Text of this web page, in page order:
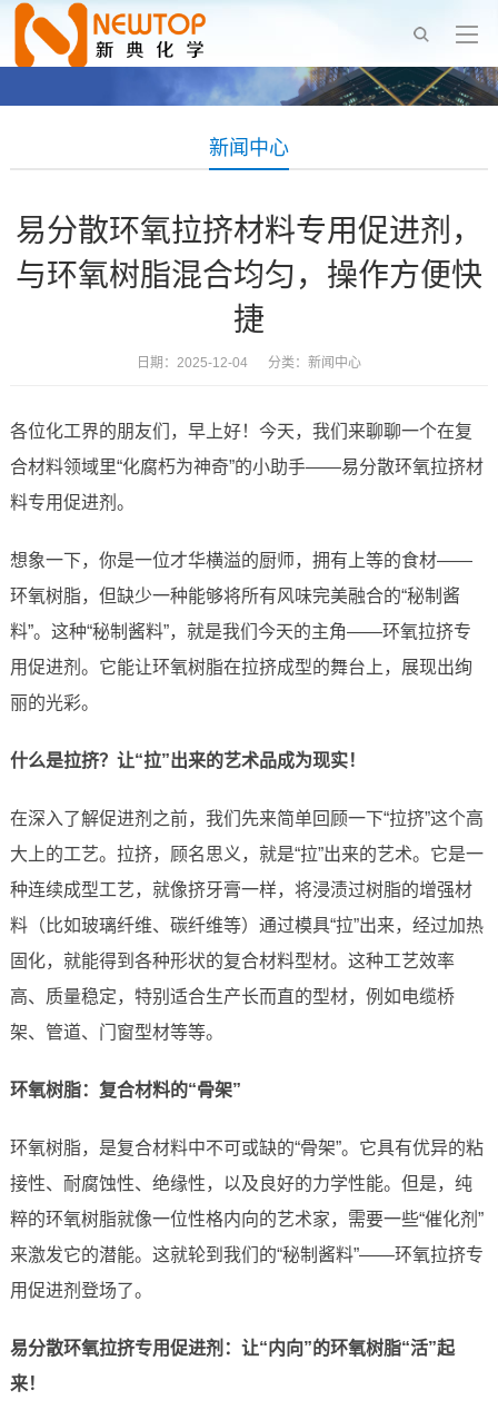
新闻中心
易分散环氧拉挤材料专用促进剂，
与环氧树脂混合均匀，操作方便快
捷
日期：2025-12-04 分类： 新闻中心
各位化工界的朋友们，早上好！今天，我们来聊聊一个在复
合材料领域里“化腐朽为神奇”的小助手——易分散环氧拉挤材
料专用促进剂。
想象一下，你是一位才华横溢的厨师，拥有上等的食材——
环氧树脂，但缺少一种能够将所有风味完美融合的“秘制酱
料”。这种“秘制酱料”，就是我们今天的主角——环氧拉挤专
用促进剂。它能让环氧树脂在拉挤成型的舞台上，展现出绚
丽的光彩。
什么是拉挤？让“拉”出来的艺术品成为现实！
在深入了解促进剂之前，我们先来简单回顾一下“拉挤”这个高
大上的工艺。拉挤，顾名思义，就是“拉”出来的艺术。它是一
种连续成型工艺，就像挤牙膏一样，将浸渍过树脂的增强材
料（比如玻璃纤维、碳纤维等）通过模具“拉”出来，经过加热
固化，就能得到各种形状的复合材料型材。这种工艺效率
高、质量稳定，特别适合生产长而直的型材，例如电缆桥
架、管道、门窗型材等等。
环氧树脂：复合材料的“骨架”
环氧树脂，是复合材料中不可或缺的“骨架”。它具有优异的粘
接性、耐腐蚀性、绝缘性，以及良好的力学性能。但是，纯
粹的环氧树脂就像一位性格内向的艺术家，需要一些“催化剂”
来激发它的潜能。这就轮到我们的“秘制酱料”——环氧拉挤专
用促进剂登场了。
易分散环氧拉挤专用促进剂：让“内向”的环氧树脂“活”起
来！